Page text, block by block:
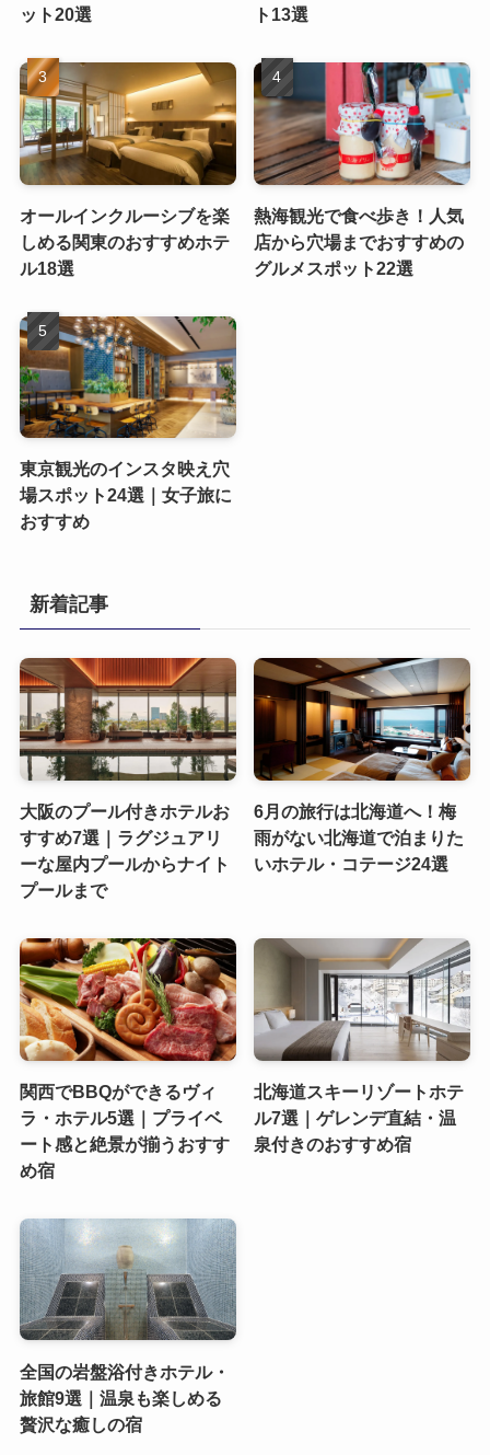
ット20選
ト13選
オールインクルーシブを楽
しめる関東のおすすめホテ
ル18選
熱海観光で食べ歩き！人気
店から穴場までおすすめの
グルメスポット22選
東京観光のインスタ映え穴
場スポット24選｜女子旅に
おすすめ
新着記事
大阪のプール付きホテルお
すすめ7選｜ラグジュアリ
ーな屋内プールからナイト
プールまで
6月の旅行は北海道へ！梅
雨がない北海道で泊まりた
いホテル・コテージ24選
関西でBBQができるヴィ
ラ・ホテル5選｜プライベ
ート感と絶景が揃うおすす
め宿
北海道スキーリゾートホテ
ル7選｜ゲレンデ直結・温
泉付きのおすすめ宿
全国の岩盤浴付きホテル・
旅館9選｜温泉も楽しめる
贅沢な癒しの宿